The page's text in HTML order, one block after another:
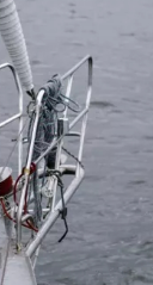
met het